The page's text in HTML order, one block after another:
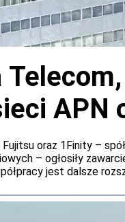
APN
Fujitsu oraz 1Finity –
– ogłosiły
jest dalsze